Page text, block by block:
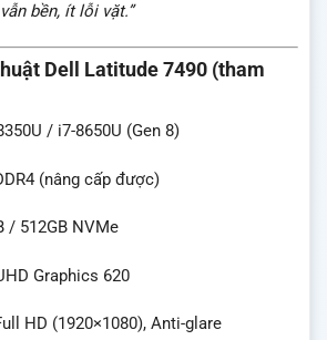
bền, ít lỗi vặt.”
Dell Latitude 7490 (tham
/ i7-8650U (Gen 8)
(nâng cấp được)
/ 512GB NVMe
Graphics 620
HD (1920×1080), Anti-glare